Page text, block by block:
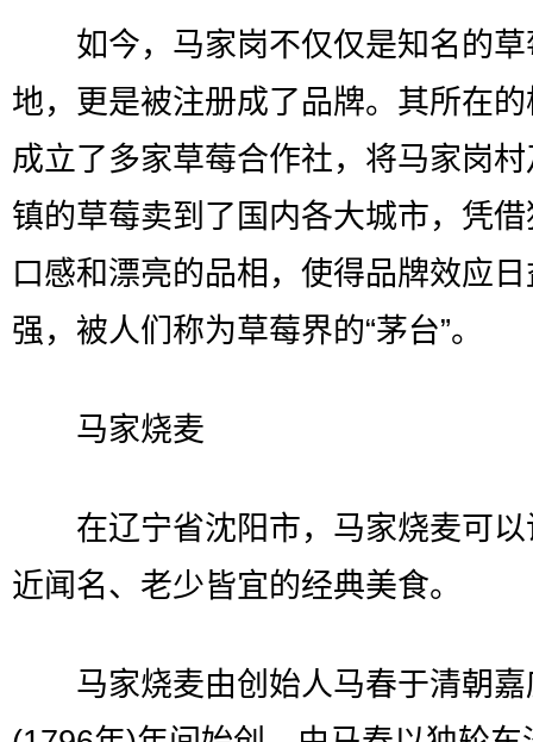
如今，马家岗不仅仅是知名的草
地，更是被注册成了品牌。其所在
成立了多家草莓合作社，将马家岗
镇的草莓卖到了国内各大城市，凭
口感和漂亮的品相，使得品牌效应
强，被人们称为草莓界的“茅台”。
马家烧麦
在辽宁省沈阳市，马家烧麦可以
近闻名、老少皆宜的经典美食。
马家烧麦由创始人马春于清朝嘉